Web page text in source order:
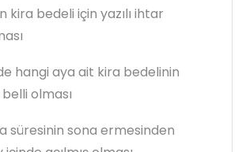
kira bedeli için yazılı ihtar
hangi aya ait kira bedelinin
olması
süresinin sona ermesinden